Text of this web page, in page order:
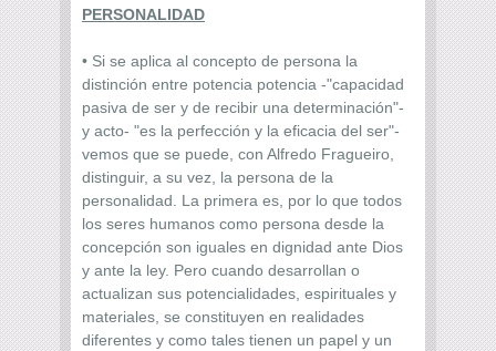
PERSONALIDAD
• Si se aplica al concepto de persona la
distinción entre potencia potencia -"capacidad
pasiva de ser y de recibir una determinación"-
y acto- "es la perfección y la eficacia del ser"-
vemos que se puede, con Alfredo Fragueiro,
distinguir, a su vez, la persona de la
personalidad. La primera es, por lo que todos
los seres humanos como persona desde la
concepción son iguales en dignidad ante Dios
y ante la ley. Pero cuando desarrollan o
actualizan sus potencialidades, espirituales y
materiales, se constituyen en realidades
diferentes y como tales tienen un papel y un